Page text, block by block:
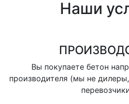
Наши
Вы покупаете бетон
производителя (мы не